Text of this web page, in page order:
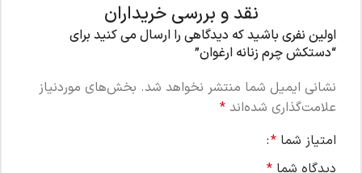
نقد و بررسی خریداران
اولین نفری باشید که دیدگاهی را ارسال می کنید برای
“دستکش چرم زنانه ارغوان”
نشانی ایمیل شما منتشر نخواهد شد. بخش‌های موردنیاز
علامت‌گذاری شده‌اند *
امتیاز شما *
دیدگاه شما *